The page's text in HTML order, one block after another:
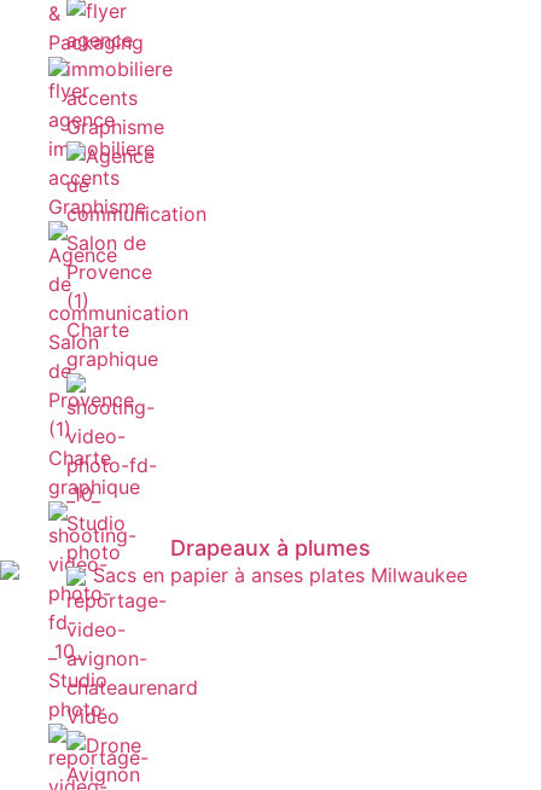
&
Packaging
Graphisme
Charte
graphique
Studio
photo
Graphisme
Charte
graphique
Studio
photo
Vidéo
Drapeaux à plumes